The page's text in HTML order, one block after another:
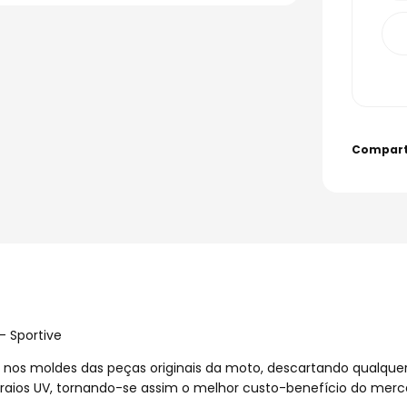
Sportive
moldes das peças originais da moto, descartando
UV, tornando-se assim o melhor custo-benefício do